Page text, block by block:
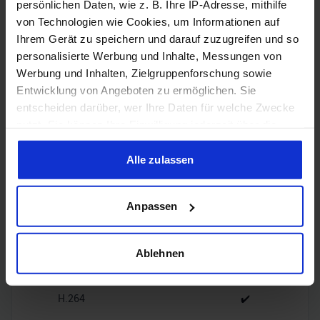
persönlichen Daten, wie z. B. Ihre IP-Adresse, mithilfe
von Technologien wie Cookies, um Informationen auf
Ihrem Gerät zu speichern und darauf zuzugreifen und so
personalisierte Werbung und Inhalte, Messungen von
Werbung und Inhalten, Zielgruppenforschung sowie
Entwicklung von Angeboten zu ermöglichen. Sie
entscheiden darüber, wer Ihre Daten für welche Zwecke
Cookie-Erklärung oder durch Klicken auf das Privacy
Trigger Symbol ändern oder widerrufen
Informationen über Ihre geografische Lage erfassen,
welche bis auf einige Meter genau sein können
Ihr Gerät durch aktives Scannen nach bestimmten
Erfahren Sie mehr darüber, wie Ihre persönlichen Daten
verarbeitet werden, und legen Sie Ihre Präferenzen im
Alle zulassen
Anpassen
Ablehnen
HDMI
1x HDMI
2.1b
DisplayPort
3x
DisplayPort
2.1b
H.264 ✔️